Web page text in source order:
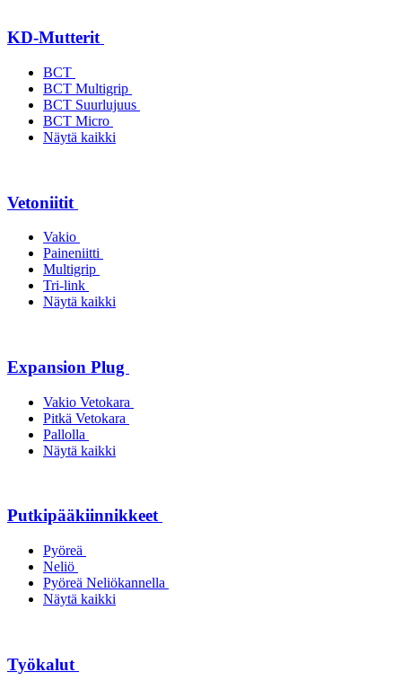
KD-Mutterit
BCT
BCT Multigrip
BCT Suurlujuus
BCT Micro
Näytä kaikki
Vetoniitit
Vakio
Paineniitti
Multigrip
Tri-link
Näytä kaikki
Expansion Plug
Vakio Vetokara
Pitkä Vetokara
Pallolla
Näytä kaikki
Putkipääkiinnikkeet
Pyöreä
Neliö
Pyöreä Neliökannella
Näytä kaikki
Työkalut